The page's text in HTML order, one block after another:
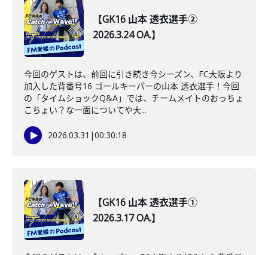
【GK16 山本 透衣選手②
2026.3.24 OA.】
今回のゲストは、前回に引き続き今シーズン、FC大阪より
加入した背番号16 ゴールキーパーの山本 透衣選手！今回
の「タイムショックQ&A」では、チームメイトのおっちょ
こちょい？な一面についてや大...
2026.03.31 |00:30:18
【GK16 山本 透衣選手①
2026.3.17 OA.】